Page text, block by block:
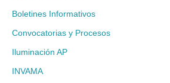
Boletines Informativos
Convocatorias y Procesos
Iluminación AP
INVAMA